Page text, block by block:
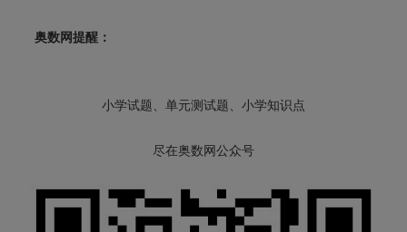
奥数网提醒：
小学试题、单元测试题、小学知识点
尽在奥数网公众号